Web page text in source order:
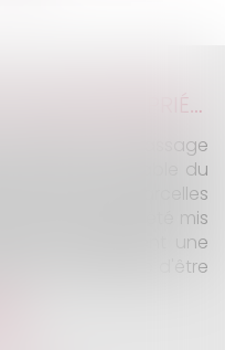
SERVITUDE DE PASSAGE : TOUS LES PROPRIÉTAIRES VOISINS N'ONT PAS À ÊTRE APPELÉS EN JUSTICE
d'un passage
pas irrecevable du
de toutes les parcelles
n'ont pas été mis
existe réellement une
susceptible d'être